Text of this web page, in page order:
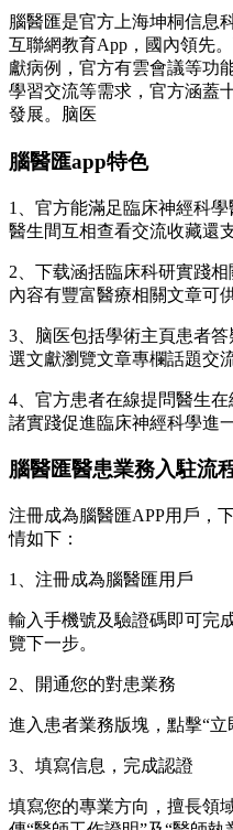
腦醫匯是官方上海坤桐信息
互聯網教育App，國內領先
獻病例，官方有雲會議等功
學習交流等需求，官方涵蓋
發展。脑医
腦醫匯app特色
1、官方能滿足臨床神經科
醫生間互相查看交流收藏還
2、下载涵括臨床科研實踐
內容有豐富醫療相關文章可
3、脑医包括學術主頁患者
選文獻瀏覽文章專欄話題交
4、官方患者在線提問醫生
諸實踐促進臨床神經科學進
腦醫匯醫患業務入駐流
注冊成為腦醫匯APP用戶，
情如下：
1、注冊成為腦醫匯用戶
輸入手機號及驗證碼即可完
覽下一步。
2、開通您的對患業務
進入患者業務版塊，點擊“立
3、填寫信息，完成認證
填寫您的專業方向，擅長領